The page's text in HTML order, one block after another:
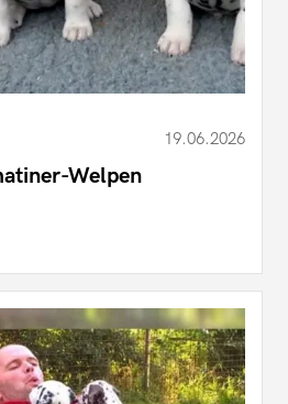
19.06.2026
Welpen